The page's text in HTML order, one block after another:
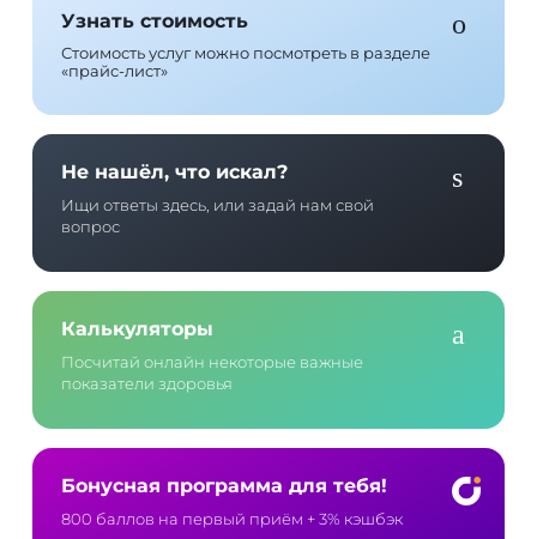
Узнать стоимость
Стоимость услуг можно посмотреть в разделе
«прайс-лист»
Не нашёл, что искал?
Ищи ответы здесь, или задай нам свой
вопрос
Калькуляторы
Посчитай онлайн некоторые важные
показатели здоровья
Бонусная программа для тебя!
800 баллов на первый приём + 3% кэшбэк